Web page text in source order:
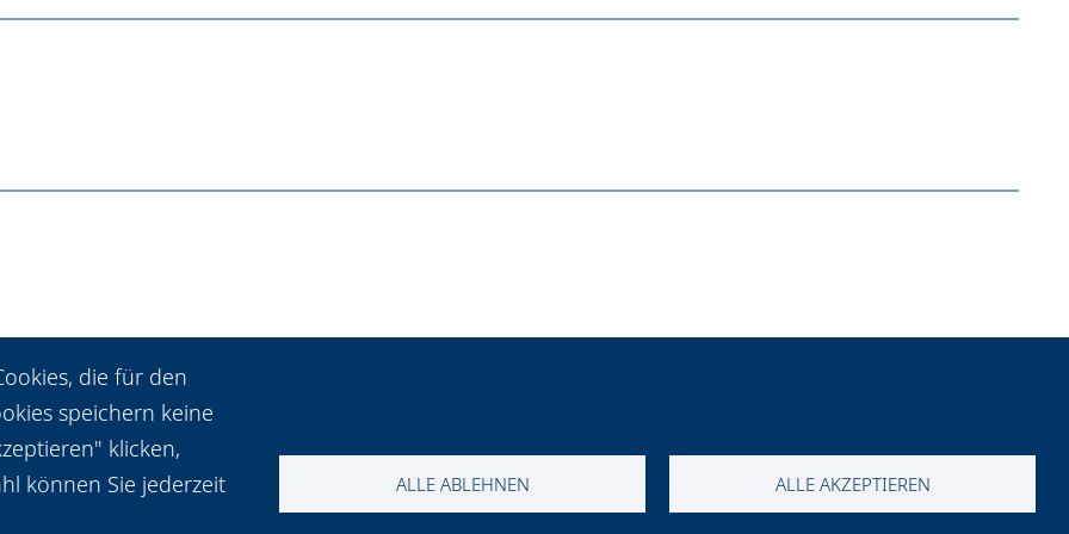
Mehr Infos Mehr Infos
Mehr Infos
die für den
speichern keine
klicken,
können Sie jederzeit
ALLE ABLEHNEN ALLE AKZEPTIEREN